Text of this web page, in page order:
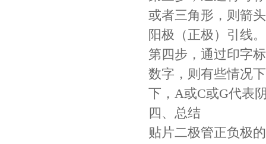
或者三角形，则箭
阳极（正极）引线。
第四步，通过印字
数字，则有些情况
下，A或C或G代表
四、总结
贴片二极管正负极